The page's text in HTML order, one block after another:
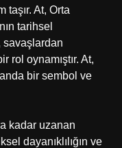
At, Orta
tarihsel
savaşlardan
rol oynamıştır. At,
bir sembol ve
kadar uzanan
dayanıklılığın ve